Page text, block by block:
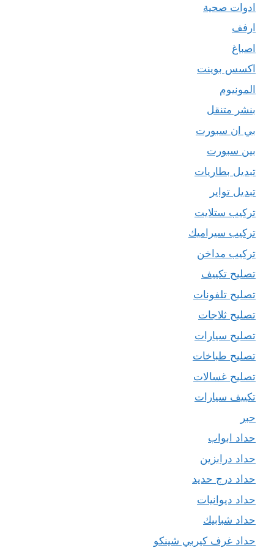
ادوات صحية
ارفف
اصباغ
اكسس بوينت
المونيوم
بنشر متنقل
بي ان سبورت
بين سبورت
تبديل بطاريات
تبديل تواير
تركيب ستلايت
تركيب سيراميك
تركيب مداخن
تصليح تكييف
تصليح تلفونات
تصليح ثلاجات
تصليح سيارات
تصليح طباخات
تصليح غسالات
تكييف سيارات
حبر
حداد ابواب
حداد درابزين
حداد درج حديد
حداد ديوانيات
حداد شبابيك
حداد غرف كيربي شينكو